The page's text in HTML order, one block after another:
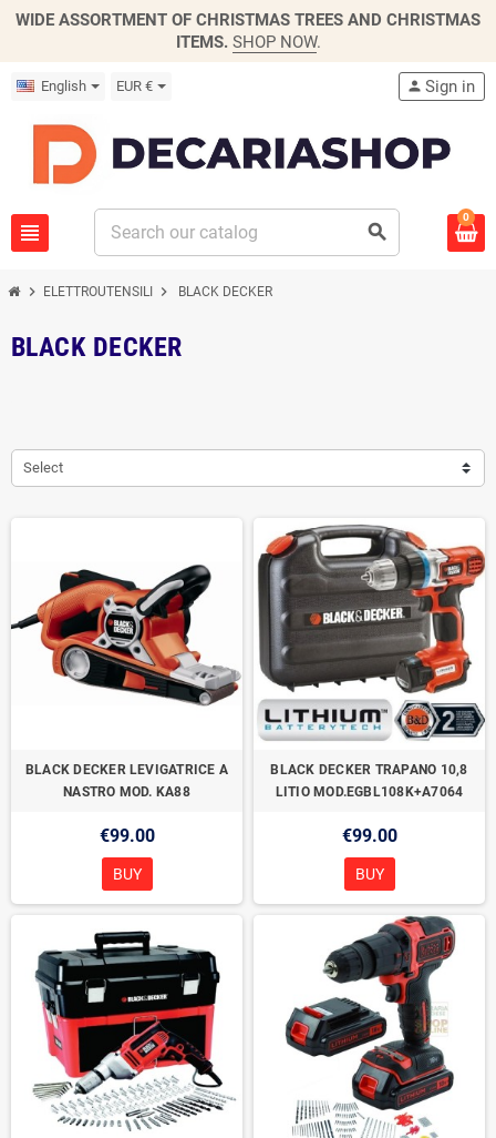
WIDE ASSORTMENT OF CHRISTMAS TREES AND CHRISTMAS
ITEMS. SHOP NOW.
English EUR €
view_headline search
person Sign in
0
chevron_right ELETTROUTENSILI chevron_right BLACK DECKER
BLACK DECKER
Select
BLACK DECKER LEVIGATRICE A
NASTRO MOD. KA88
€99.00
BUY
BLACK DECKER TRAPANO 10,8
LITIO MOD.EGBL108K+A7064
€99.00
BUY